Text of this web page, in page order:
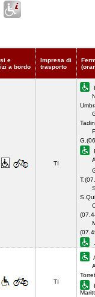
e
a bordo
Impresa di
trasporto
TI
TI